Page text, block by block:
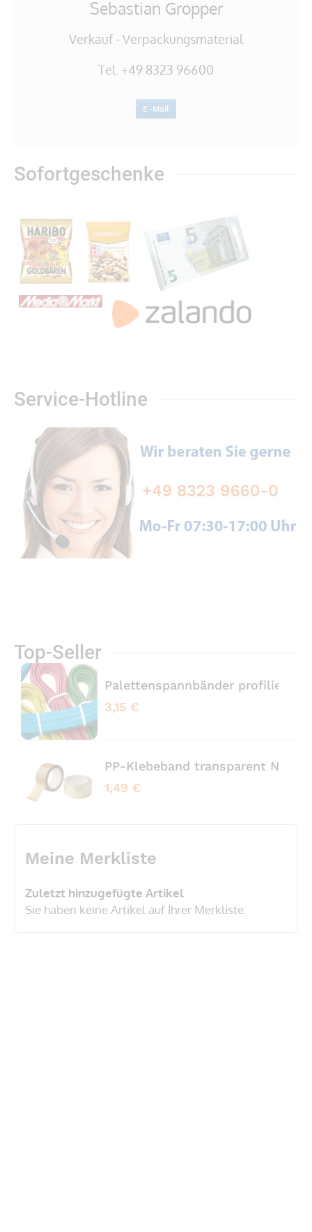
Sofortgeschenke
Service-Hotline
Top-Seller
Palettenspannbänder profiliert
3,15 €
PP-Klebeband transparent No
1,49 €
Meine Merkliste
Zuletzt hinzugefügte Artikel
Sie haben keine Artikel auf Ihrer Merkliste.
Sebastian Gropper
Verkauf - Verpackungsmaterial
Tel. +49 8323 96600
E-Mail